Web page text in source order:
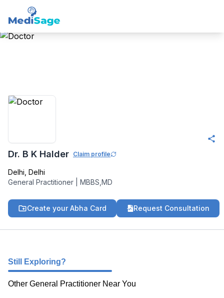
Dr. B K Halder Claim profile
Delhi Delhi
General Practitioner
MBBS,MD
Create your Abha Card Request Consultation
Still Exploring?
Other General Practitioner Near You